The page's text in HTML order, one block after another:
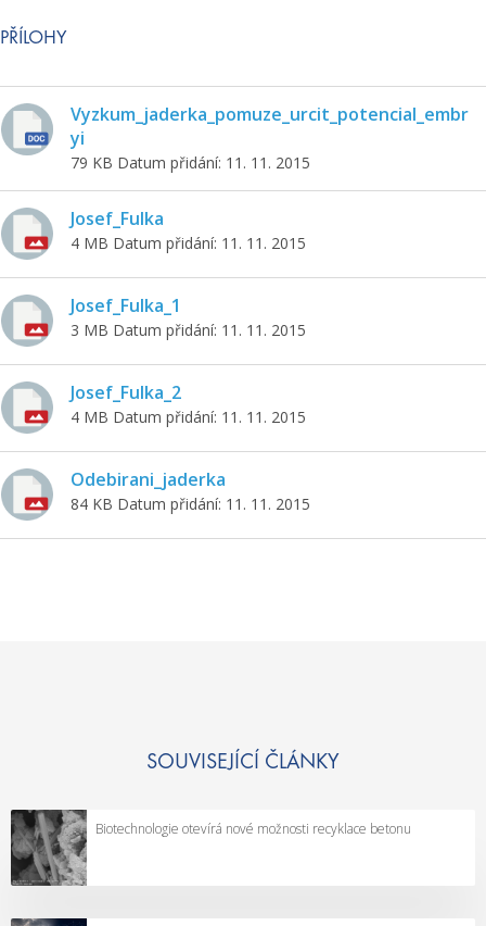
PŘÍLOHY
Vyzkum_jaderka_pomuze_urcit_potencial_embr
yi
79 KB Datum přidání: 11. 11. 2015
Josef_Fulka
4 MB Datum přidání: 11. 11. 2015
Josef_Fulka_1
3 MB Datum přidání: 11. 11. 2015
Josef_Fulka_2
4 MB Datum přidání: 11. 11. 2015
Odebirani_jaderka
84 KB Datum přidání: 11. 11. 2015
SOUVISEJÍCÍ ČLÁNKY
Biotechnologie otevírá nové možnosti recyklace betonu